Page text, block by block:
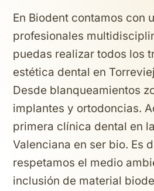
En Biodent contamos con
profesionales
puedas realizar todos los
estética dental en
Desde blanqueamientos
implantes y ortodoncias.
primera clínica dental en
Valenciana en ser bio. Es
respetamos el medio
inclusión de material